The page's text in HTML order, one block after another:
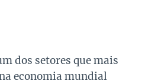
dos setores que mais
economia mundial